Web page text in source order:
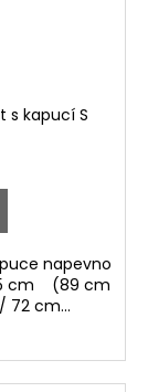
s kapucí S
napevno
cm (89 cm
72 cm...